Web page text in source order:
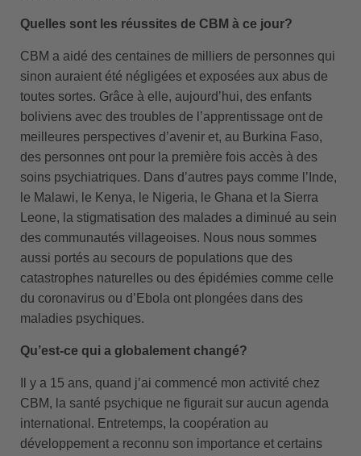
Quelles sont les réussites de CBM à ce jour?
CBM a aidé des centaines de milliers de personnes qui
sinon auraient été négligées et exposées aux abus de
toutes sortes. Grâce à elle, aujourd’hui, des enfants
boliviens avec des troubles de l’apprentissage ont de
meilleures perspectives d’avenir et, au Burkina Faso,
des personnes ont pour la première fois accès à des
soins psychiatriques. Dans d’autres pays comme l’Inde,
le Malawi, le Kenya, le Nigeria, le Ghana et la Sierra
Leone, la stigmatisation des malades a diminué au sein
des communautés villageoises. Nous nous sommes
aussi portés au secours de populations que des
catastrophes naturelles ou des épidémies comme celle
du coronavirus ou d’Ebola ont plongées dans des
maladies psychiques.
Qu’est-ce qui a globalement changé?
Il y a 15 ans, quand j’ai commencé mon activité chez
CBM, la santé psychique ne figurait sur aucun agenda
international. Entretemps, la coopération au
développement a reconnu son importance et certains